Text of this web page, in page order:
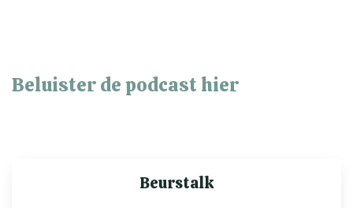
Beluister de podcast hier
Beurstalk